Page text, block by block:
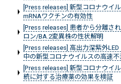
[Press releases] 新型コロナウイ
mRNAワクチンの有効性
[Press releases] 患者から分離さ
ロン/BA.2変異株の性状解明
[Press releases] 高出力深紫外
中の新型コロナウイルスの高速
[Press releases] 新型コロナウイ
統に対する治療薬の効果を検証